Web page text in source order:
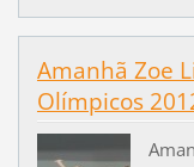
Amanhã Zoe
Olímpicos